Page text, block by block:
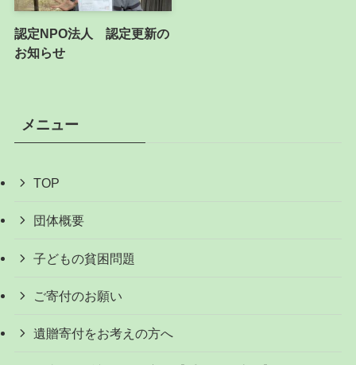
認定NPO法人 認定更新の
お知らせ
メニュー
TOP
団体概要
子どもの貧困問題
ご寄付のお願い
遺贈寄付をお考えの方へ